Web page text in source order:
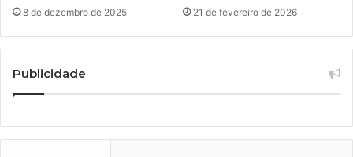
8 de dezembro de 2025 21 de fevereiro de 2026
Publicidade